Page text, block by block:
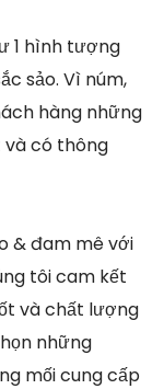
1 hình tượng
sảo. Vì núm,
hàng những
và có thông
& đam mê với
tôi cam kết
và chất lượng
những
mối cung cấp